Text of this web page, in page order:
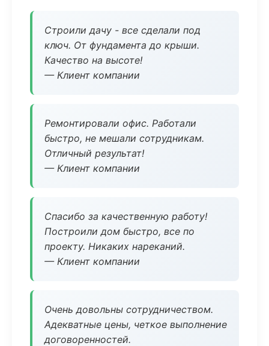
Строили дачу - все сделали под
ключ. От фундамента до крыши.
Качество на высоте!
— Клиент компании
Ремонтировали офис. Работали
быстро, не мешали сотрудникам.
Отличный результат!
— Клиент компании
Спасибо за качественную работу!
Построили дом быстро, все по
проекту. Никаких нареканий.
— Клиент компании
Очень довольны сотрудничеством.
Адекватные цены, четкое выполнение
договоренностей.